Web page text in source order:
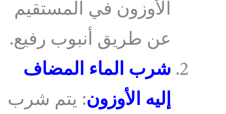
الأوزون في المستقيم
عن طريق أنبوب رفيع.
شرب الماء المضاف
إليه الأوزون: يتم شرب